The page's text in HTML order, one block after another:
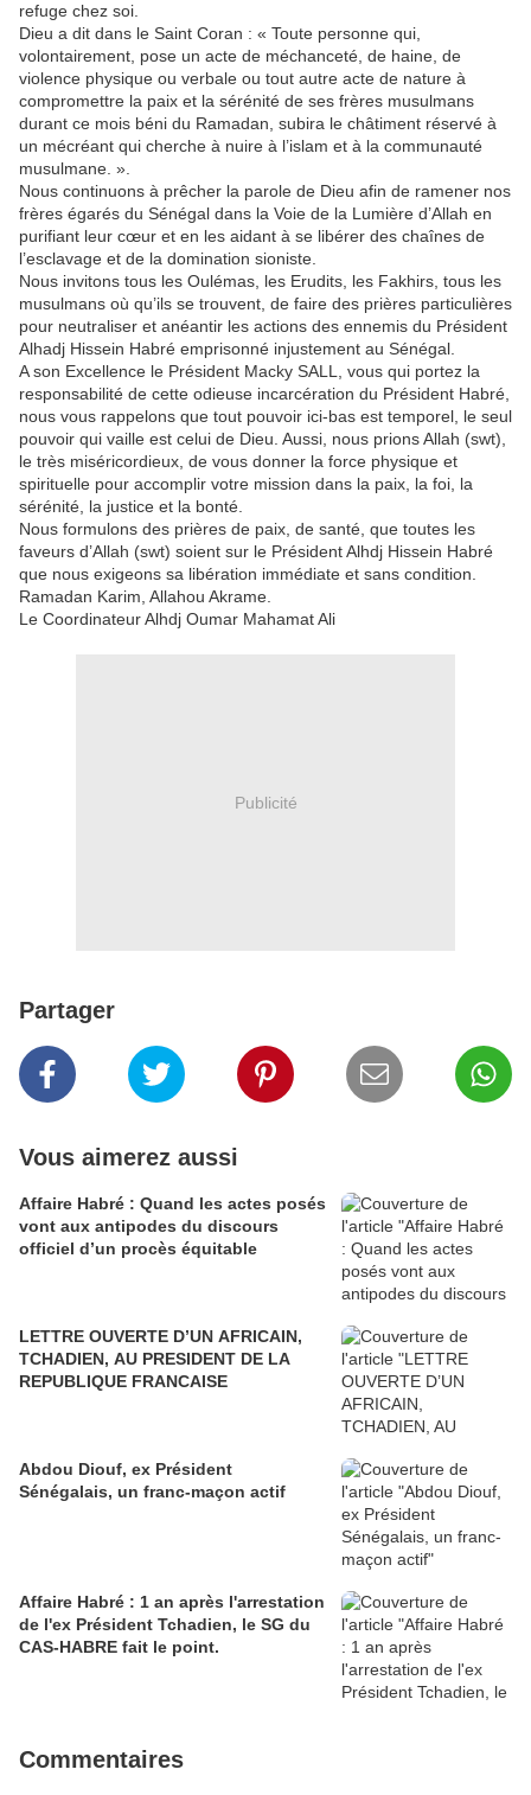
refuge chez soi.
Dieu a dit dans le Saint Coran : « Toute personne qui,
volontairement, pose un acte de méchanceté, de haine, de
violence physique ou verbale ou tout autre acte de nature à
compromettre la paix et la sérénité de ses frères musulmans
durant ce mois béni du Ramadan, subira le châtiment réservé à
un mécréant qui cherche à nuire à l’islam et à la communauté
musulmane. ».
Nous continuons à prêcher la parole de Dieu afin de ramener nos
frères égarés du Sénégal dans la Voie de la Lumière d’Allah en
purifiant leur cœur et en les aidant à se libérer des chaînes de
l’esclavage et de la domination sioniste.
Nous invitons tous les Oulémas, les Erudits, les Fakhirs, tous les
musulmans où qu’ils se trouvent, de faire des prières particulières
pour neutraliser et anéantir les actions des ennemis du Président
Alhadj Hissein Habré emprisonné injustement au Sénégal.
A son Excellence le Président Macky SALL, vous qui portez la
responsabilité de cette odieuse incarcération du Président Habré,
nous vous rappelons que tout pouvoir ici-bas est temporel, le seul
pouvoir qui vaille est celui de Dieu. Aussi, nous prions Allah (swt),
le très miséricordieux, de vous donner la force physique et
spirituelle pour accomplir votre mission dans la paix, la foi, la
sérénité, la justice et la bonté.
Nous formulons des prières de paix, de santé, que toutes les
faveurs d’Allah (swt) soient sur le Président Alhdj Hissein Habré
que nous exigeons sa libération immédiate et sans condition.
Ramadan Karim, Allahou Akrame.
Le Coordinateur Alhdj Oumar Mahamat Ali
Publicité
Partager
Vous aimerez aussi
Affaire Habré : Quand les actes posés
vont aux antipodes du discours
officiel d’un procès équitable
LETTRE OUVERTE D’UN AFRICAIN,
TCHADIEN, AU PRESIDENT DE LA
REPUBLIQUE FRANCAISE
Abdou Diouf, ex Président
Sénégalais, un franc-maçon actif
Affaire Habré : 1 an après l'arrestation
de l'ex Président Tchadien, le SG du
CAS-HABRE fait le point.
Commentaires